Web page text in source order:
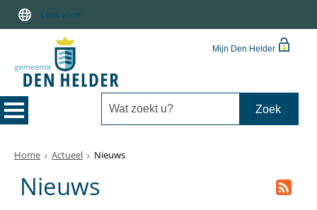
Lees voor
Mijn Den Helder
Home Actueel Nieuws
Nieuws